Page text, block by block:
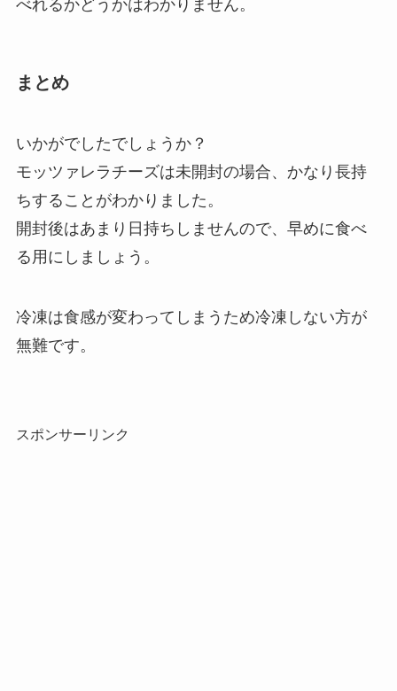
べれるかどうかはわかりません。
まとめ
いかがでしたでしょうか？
モッツァレラチーズは未開封の場合、かなり長持
ちすることがわかりました。
開封後はあまり日持ちしませんので、早めに食べ
る用にしましょう。
冷凍は食感が変わってしまうため冷凍しない方が
無難です。
スポンサーリンク